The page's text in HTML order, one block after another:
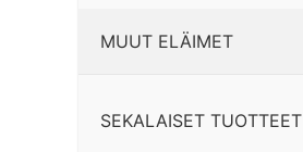
MUUT ELÄIMET
SEKALAISET TUOTTEET